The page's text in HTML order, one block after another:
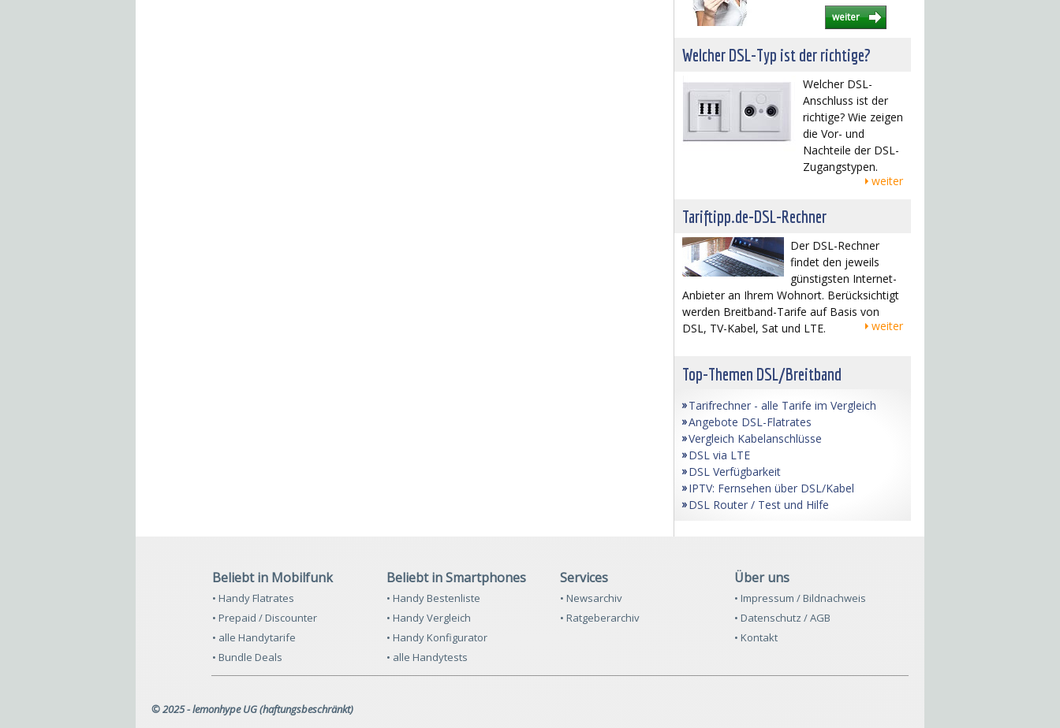
weiter
Welcher DSL-Typ ist der richtige?
Welcher DSL-
Anschluss ist der
richtige? Wie zeigen
die Vor- und
Nachteile der DSL-
Zugangstypen.
weiter
Tariftipp.de-DSL-Rechner
Der DSL-Rechner
findet den jeweils
günstigsten Internet-
Anbieter an Ihrem Wohnort. Berücksichtigt
werden Breitband-Tarife auf Basis von
DSL, TV-Kabel, Sat und LTE.
weiter
Top-Themen DSL/Breitband
Tarifrechner - alle Tarife im Vergleich
Angebote DSL-Flatrates
Vergleich Kabelanschlüsse
DSL via LTE
DSL Verfügbarkeit
IPTV: Fernsehen über DSL/Kabel
DSL Router / Test und Hilfe
Beliebt in Mobilfunk
• Handy Flatrates
• Prepaid / Discounter
• alle Handytarife
• Bundle Deals
Beliebt in Smartphones
• Handy Bestenliste
• Handy Vergleich
• Handy Konfigurator
• alle Handytests
Services
• Newsarchiv
• Ratgeberarchiv
Über uns
• Impressum / Bildnachweis
• Datenschutz / AGB
• Kontakt
© 2025 - lemonhype UG (haftungsbeschränkt)